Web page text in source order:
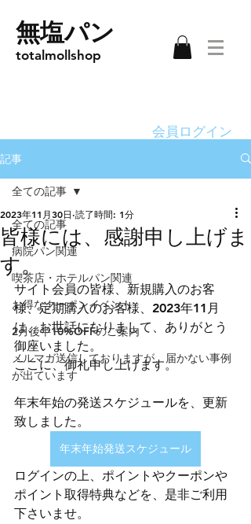
totalmollshop
無塩パン
会員ログイン
記事
全ての記事
病院パン関連
喫茶店・ホテルパン関連
お得なクーポンイベント
2月後半10%OFFのご案内
メルマガ送信しておりますが、届かない事例
が出ています
全ての記事
皆様には、感謝申し上げま
す。
2023年11月30日 読了時間: 1分
サイト会員の皆様、新規購入のお客
様、定期購入のお客様、2023年11月
は、お世話になりまして、ありがとう
御座いました。
ここに、御礼申し上げます。
年末年始の発送スケジュールを、更新
致しました。
年末年始発送スケジュール
ログインの上、ポイントやクーポンや
ポイント取得特典などを、是非ご利用
下さいませ。